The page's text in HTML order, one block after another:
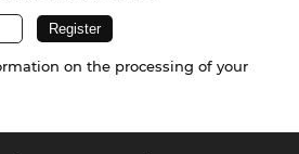
on the processing of your